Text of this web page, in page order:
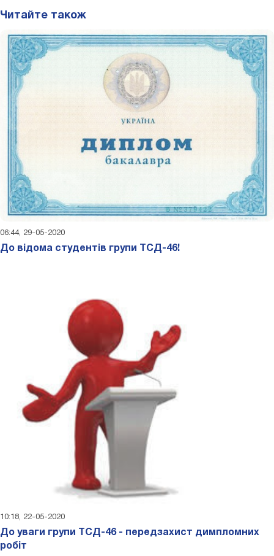
Читайте також
06:44, 29-05-2020
До відома студентів групи ТСД-46!
10:18, 22-05-2020
До уваги групи ТСД-46 - передзахист димпломних
робіт